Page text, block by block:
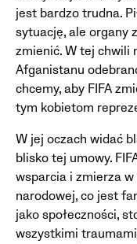
jest bardzo trudna.
sytuację, ale organy
zmienić. W tej chwili
Afganistanu
chcemy, aby FIFA
tym kobietom
W jej oczach widać
blisko tej umowy.
wsparcia i zmierza
narodowej, co jest
jako społeczności,
wszystkimi